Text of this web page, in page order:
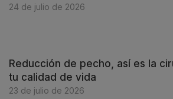
24 de julio de 2026
Reducción de pecho, así es la
tu calidad de vida
23 de julio de 2026